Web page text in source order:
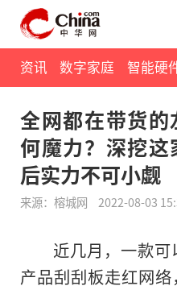
资讯 数字家庭 智能硬
全网都在带货
何魔力？深挖
后实力不可小觑
来源：榕城网 2022-08-03
近几月，一款
产品刮刮板走红网